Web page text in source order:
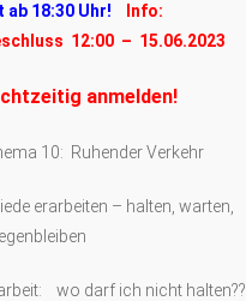
ab 18:30 Uhr!
Info:
12:00 – 15.06.2023
anmelden!
10: Ruhender Verkehr
erarbeiten – halten, warten,
wo darf ich nicht halten??